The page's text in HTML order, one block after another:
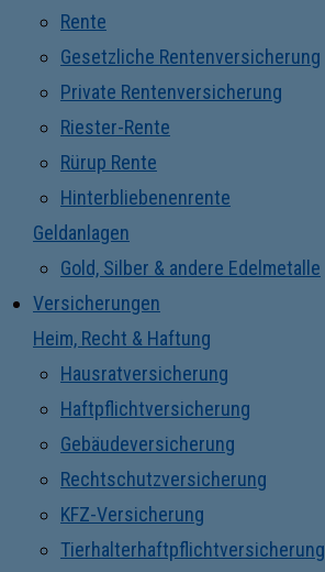
Rente
Gesetzliche Rentenversicherung
Private Rentenversicherung
Riester-Rente
Rürup Rente
Hinterbliebenenrente
Geldanlagen
Gold, Silber & andere Edelmetalle
Versicherungen
Heim, Recht & Haftung
Hausratversicherung
Haftpflichtversicherung
Gebäudeversicherung
Rechtschutzversicherung
KFZ-Versicherung
Tierhalterhaftpflichtversicherung